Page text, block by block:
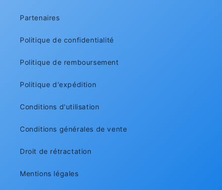
Partenaires
Politique de confidentialité
Politique de remboursement
Politique d'expédition
Conditions d'utilisation
Conditions générales de vente
Droit de rétractation
Mentions légales